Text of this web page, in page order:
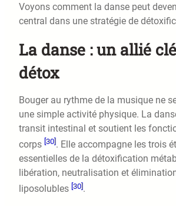
Voyons comment la danse peut
central dans une stratégie de
La danse : un allié
détox
Bouger au rythme de la musique ne
une simple activité physique. La
transit intestinal et soutient les
corps [30] . Elle accompagne les trois
essentielles de la détoxification
libération, neutralisation et
liposolubles [30].